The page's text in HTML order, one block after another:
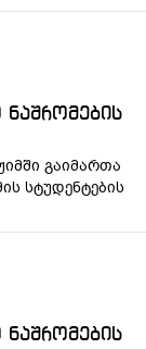
ნაშრომების
გაიმართა
სტუდენტების
ნაშრომების